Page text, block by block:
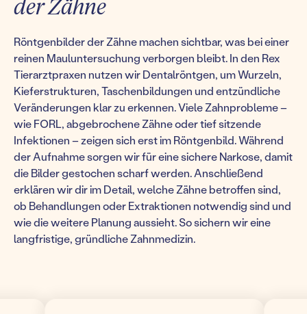
der Zähne
Röntgenbilder der Zähne machen sichtbar, was bei einer
reinen Mauluntersuchung verborgen bleibt. In den Rex
Tierarztpraxen nutzen wir Dentalröntgen, um Wurzeln,
Kieferstrukturen, Taschenbildungen und entzündliche
Veränderungen klar zu erkennen. Viele Zahnprobleme –
wie FORL, abgebrochene Zähne oder tief sitzende
Infektionen – zeigen sich erst im Röntgenbild. Während
der Aufnahme sorgen wir für eine sichere Narkose, damit
die Bilder gestochen scharf werden. Anschließend
erklären wir dir im Detail, welche Zähne betroffen sind,
ob Behandlungen oder Extraktionen notwendig sind und
wie die weitere Planung aussieht. So sichern wir eine
langfristige, gründliche Zahnmedizin.